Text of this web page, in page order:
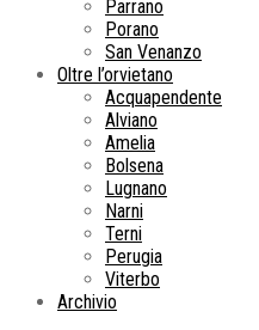
Parrano
Porano
San Venanzo
Oltre l’orvietano
Acquapendente
Alviano
Amelia
Bolsena
Lugnano
Narni
Terni
Perugia
Viterbo
Archivio